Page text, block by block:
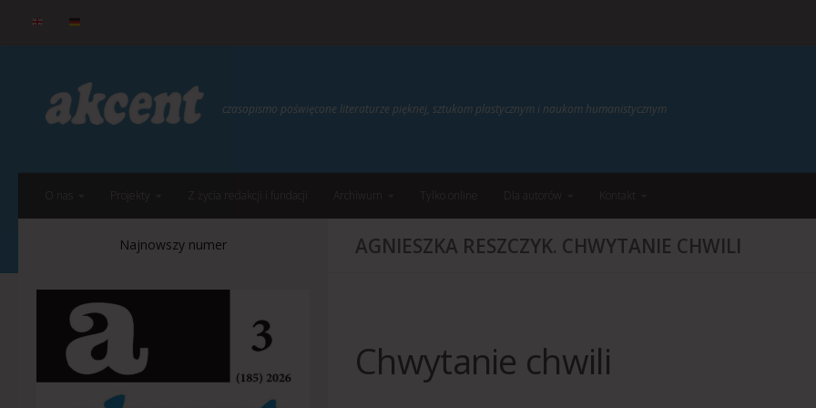
Przejdź do treści
czasopismo poświęcone literaturze pięknej, sztukom plastycznym i naukom humanistycznym
Projekty Z życia redakcji i fundacji Archiwum Tylko online Dla autorów Kontakt
AGNIESZKA RESZCZYK. CHWYTANIE CHWILI
Chwytanie chwili
Najnowszy numer